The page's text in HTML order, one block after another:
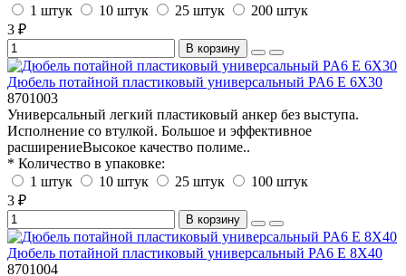
1 штук
10 штук 25 штук
200 штук
3 ₽
В корзину
Дюбель потайной пластиковый универсальный PA6 E 6X30
8701003
Универсальный легкий пластиковый анкер без выступа.
Исполнение со втулкой. Большое и эффективное
расширениеВысокое качество полиме..
* Количество в упаковке:
1 штук
10 штук 25 штук
100 штук
3 ₽
В корзину
Дюбель потайной пластиковый универсальный PA6 E 8X40
8701004